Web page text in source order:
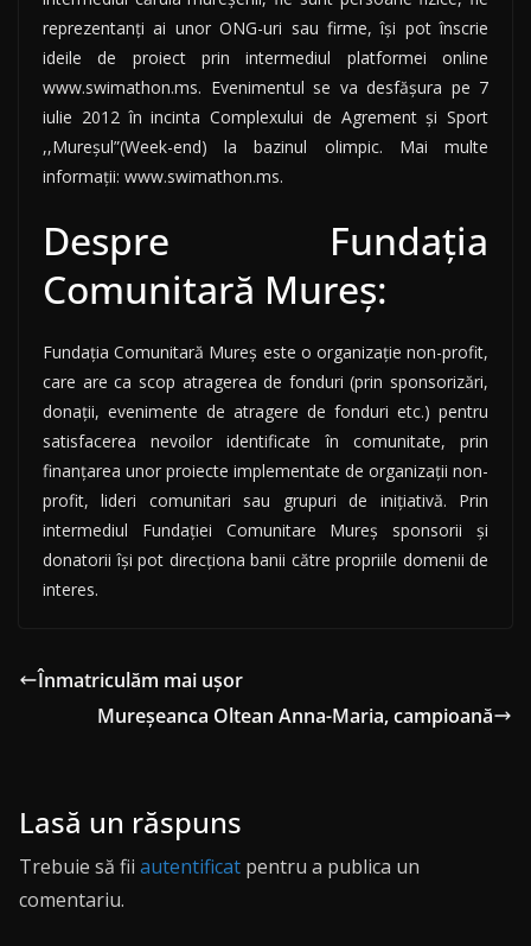
reprezentanţi ai unor ONG-uri sau firme, îşi pot înscrie
ideile de proiect prin intermediul platformei online
www.swimathon.ms. Evenimentul se va desfășura pe 7
iulie 2012 în incinta Complexului de Agrement și Sport
,,Mureșul”(Week-end) la bazinul olimpic. Mai multe
informaţii: www.swimathon.ms.
Despre Fundația
Comunitară Mureș:
Fundația Comunitară Mureș este o organizaţie non-profit,
care are ca scop atragerea de fonduri (prin sponsorizări,
donații, evenimente de atragere de fonduri etc.) pentru
satisfacerea nevoilor identificate în comunitate, prin
finanțarea unor proiecte implementate de organizații non-
profit, lideri comunitari sau grupuri de inițiativă. Prin
intermediul Fundației Comunitare Mureș sponsorii și
donatorii își pot direcționa banii către propriile domenii de
interes.
Înmatriculăm mai ușor
Mureșeanca Oltean Anna-Maria, campioană
Lasă un răspuns
Trebuie să fii autentificat pentru a publica un
comentariu.